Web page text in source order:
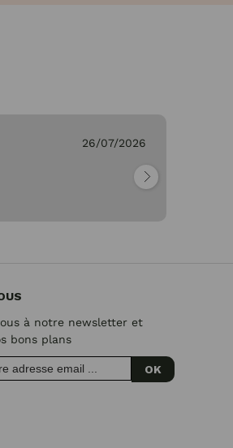
26/07/2026
à notre newsletter et
bons plans
OK